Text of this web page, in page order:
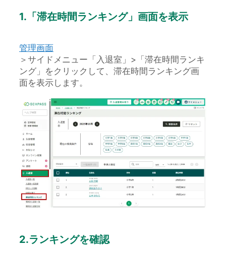
1.「滞在時間ランキング」画面を表示
管理画面
＞サイドメニュー「入退室」>「滞在時間ランキ
ング」をクリックして、滞在時間ランキング画
面を表示します。
2.ランキングを確認